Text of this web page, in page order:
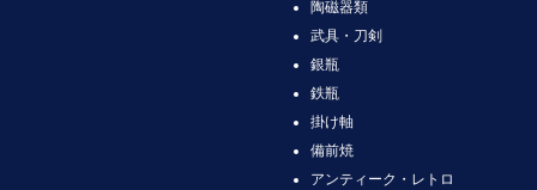
陶磁器類
武具・刀剣
銀瓶
鉄瓶
掛け軸
備前焼
アンティーク・レトロ